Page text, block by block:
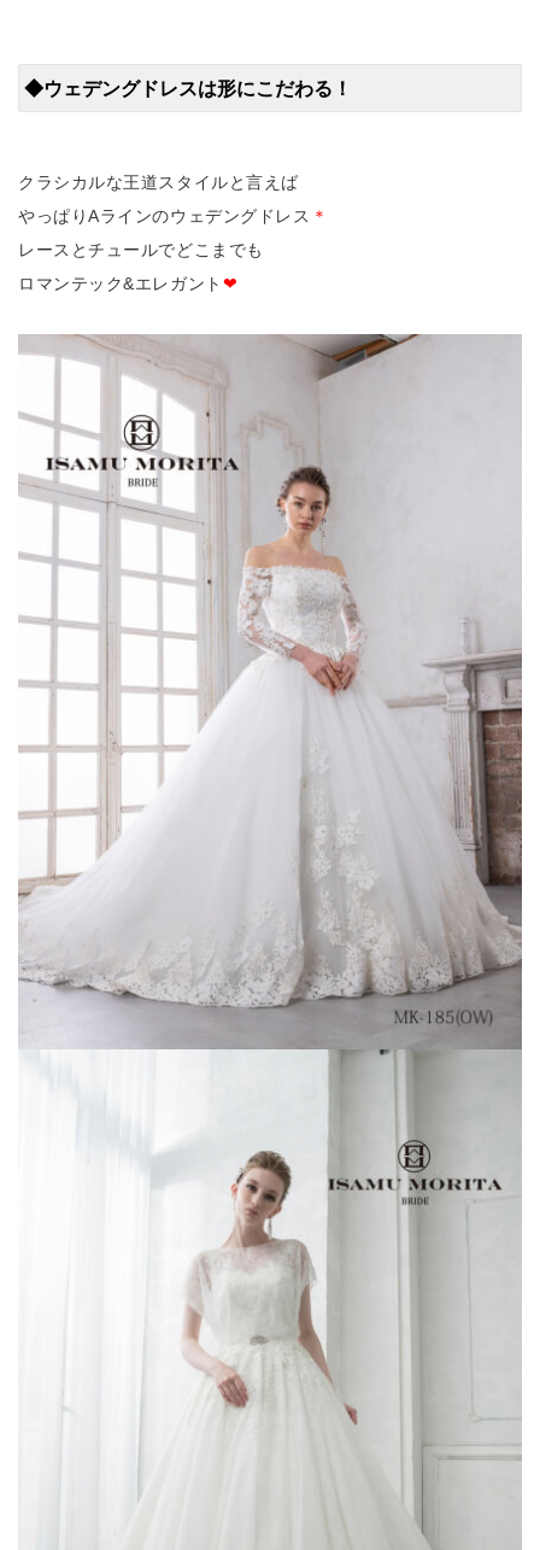
◆ウェデングドレスは形にこだわる！
クラシカルな王道スタイルと言えば
やっぱりAラインのウェデングドレス ＊
レースとチュールでどこまでも
ロマンテック&エレガント ❤